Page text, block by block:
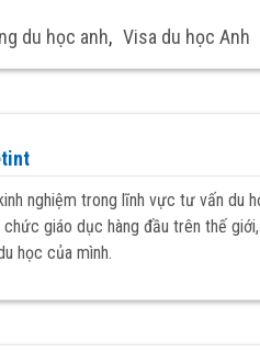
du học anh, Visa du học Anh
nghiệm trong lĩnh vực tư vấn du
giáo dục hàng đầu trên thế
học của mình.